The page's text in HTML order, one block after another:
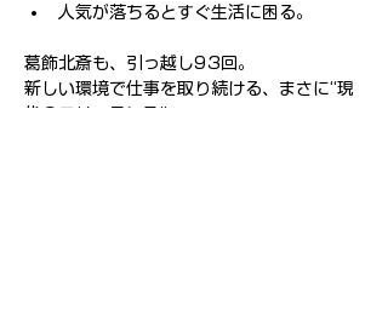
人気が落ちるとすぐ生活に困る。
葛飾北斎も、引っ越し93回。
新しい環境で仕事を取り続ける、まさに“現